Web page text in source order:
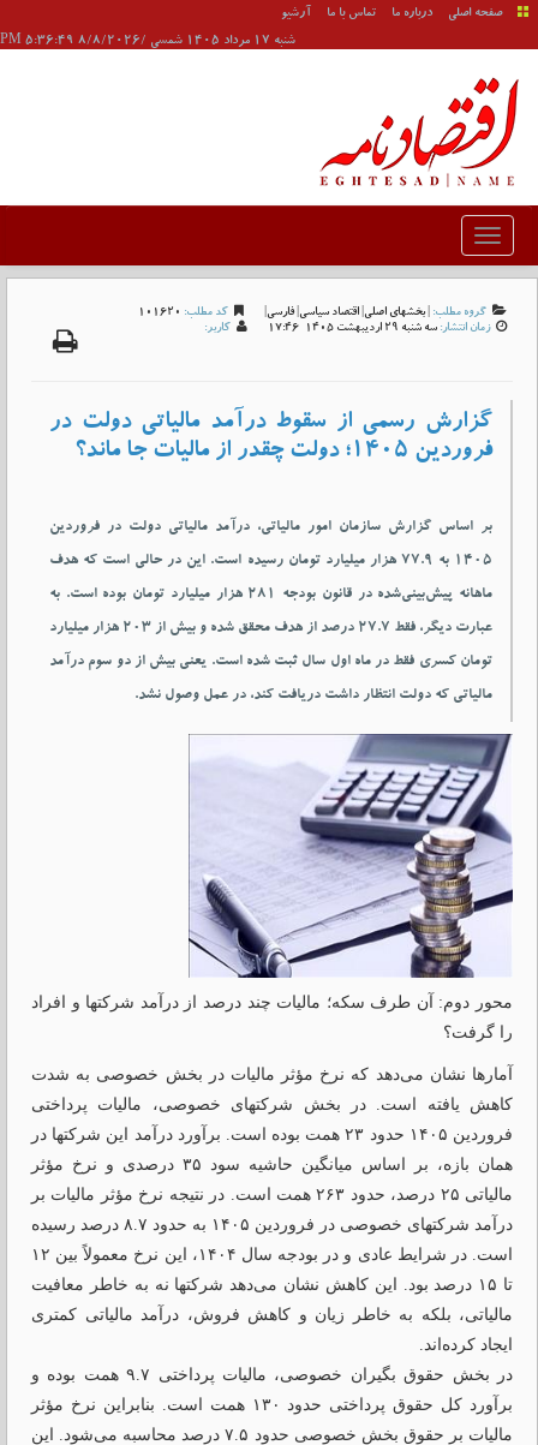
صفحه اصلی درباره ما تماس با ما
آرشیو
شنبه 17 مرداد 1405 شمسی /8/8/2026 5:36:49 PM
گروه مطلب: | بخشهای اصلی| اقتصاد سیاسی| فارسی| کد مطلب: 101620
زمان انتشار: سه شنبه 29 ارديبهشت 1405-17:46 کاربر:
گزارش رسمی از سقوط درآمد مالیاتی دولت در
فروردین ۱۴۰۵؛ دولت چقدر از مالیات جا ماند؟
بر اساس گزارش سازمان امور مالیاتی، درآمد مالیاتی دولت در فروردین
۱۴۰۵ به ۷۷.۹ هزار میلیارد تومان رسیده است. این در حالی است که هدف
ماهانه پیش‌بینی‌شده در قانون بودجه ۲۸۱ هزار میلیارد تومان بوده است. به
عبارت دیگر، فقط ۲۷.۷ درصد از هدف محقق شده و بیش از ۲۰۳ هزار میلیارد
تومان کسری فقط در ماه اول سال ثبت شده است. یعنی بیش از دو سوم درآمد
مالیاتی که دولت انتظار داشت دریافت کند، در عمل وصول نشد.
محور دوم: آن طرف سکه؛ مالیات چند درصد از درآمد شرکتها و افراد
را گرفت؟
آمارها نشان می‌دهد که نرخ مؤثر مالیات در بخش خصوصی به شدت
کاهش یافته است. در بخش شرکتهای خصوصی، مالیات پرداختی
فروردین ۱۴۰۵ حدود ۲۳ همت بوده است. برآورد درآمد این شرکتها در
همان بازه، بر اساس میانگین حاشیه سود ۳۵ درصدی و نرخ مؤثر
مالیاتی ۲۵ درصد، حدود ۲۶۳ همت است. در نتیجه نرخ مؤثر مالیات بر
درآمد شرکتهای خصوصی در فروردین ۱۴۰۵ به حدود ۸.۷ درصد رسیده
است. در شرایط عادی و در بودجه سال ۱۴۰۴، این نرخ معمولاً بین ۱۲
تا ۱۵ درصد بود. این کاهش نشان می‌دهد شرکتها نه به خاطر معافیت
مالیاتی، بلکه به خاطر زیان و کاهش فروش، درآمد مالیاتی کمتری
ایجاد کرده‌اند.
در بخش حقوق بگیران خصوصی، مالیات پرداختی ۹.۷ همت بوده و
برآورد کل حقوق پرداختی حدود ۱۳۰ همت است. بنابراین نرخ مؤثر
مالیات بر حقوق بخش خصوصی حدود ۷.۵ درصد محاسبه می‌شود. این